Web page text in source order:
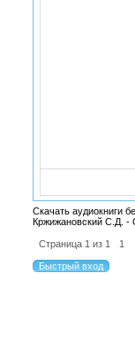
Скачать аудиокниги
Кржижановский С.Д. -
Страница 1 из 1 1